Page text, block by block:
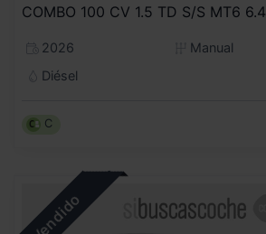
COMBO 100 CV 1.5 TD S/S MT6 6.4
2026
Manual
Diésel
C